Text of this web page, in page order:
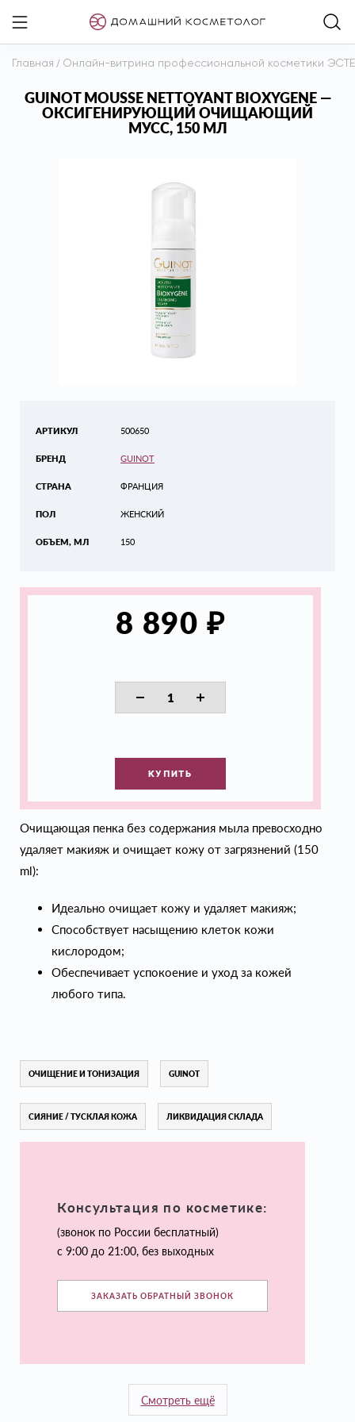
Главная / Онлайн-витрина профессиональной косметики
GUINOT MOUSSE NETTOYANT BIOXYGENE —
ОКСИГЕНИРУЮЩИЙ ОЧИЩАЮЩИЙ
МУСС, 150 МЛ
АРТИКУЛ
БРЕНД
СТРАНА
ПОЛ
ОБЪЕМ, МЛ
500650
GUINOT
ФРАНЦИЯ
ЖЕНСКИЙ
150
8 890 ₽
КУПИТЬ
Очищающая пенка без содержания мыла превосходно
удаляет макияж и очищает кожу от загрязнений (150
ml):
Идеально очищает кожу и удаляет макияж;
Способствует насыщению клеток кожи
кислородом;
Обеспечивает успокоение и уход за кожей
любого типа.
ОЧИЩЕНИЕ И ТОНИЗАЦИЯ GUINOT
СИЯНИЕ / ТУСКЛАЯ КОЖА ЛИКВИДАЦИЯ СКЛАДА
Консультация по косметике:
(звонок по России бесплатный)
с 9:00 до 21:00, без выходных
ЗАКАЗАТЬ ОБРАТНЫЙ ЗВОНОК
Смотреть ещё